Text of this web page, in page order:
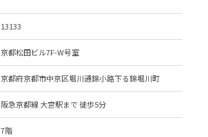
13133
京都松田ビル7F-W号室
京都府京都市中京区堀川通錦小路下る錦堀川町
阪急京都線 大宮駅まで 徒歩5分
7階